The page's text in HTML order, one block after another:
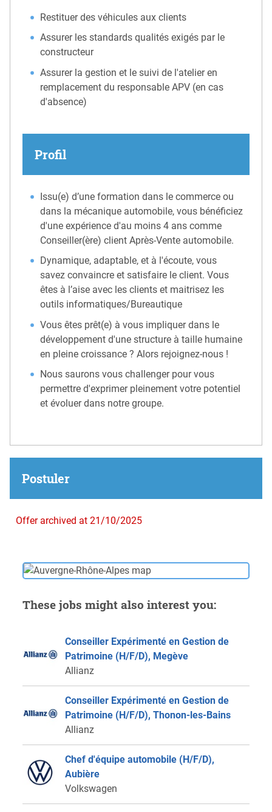
Restituer des véhicules aux clients
Assurer les standards qualités exigés par le
constructeur
Assurer la gestion et le suivi de l'atelier en
remplacement du responsable APV (en cas
d'absence)
Profil
Issu(e) d’une formation dans le commerce ou
dans la mécanique automobile, vous bénéficiez
d'une expérience d'au moins 4 ans comme
Conseiller(ère) client Après-Vente automobile.
Dynamique, adaptable, et à l'écoute, vous
savez convaincre et satisfaire le client. Vous
êtes à l’aise avec les clients et maitrisez les
outils informatiques/Bureautique
Vous êtes prêt(e) à vous impliquer dans le
développement d'une structure à taille humaine
en pleine croissance ? Alors rejoignez-nous !
Nous saurons vous challenger pour vous
permettre d'exprimer pleinement votre potentiel
et évoluer dans notre groupe.
Postuler
Offer archived at 21/10/2025
These jobs might also interest you:
Conseiller Expérimenté en Gestion de
Patrimoine (H/F/D), Megève
Allianz
Conseiller Expérimenté en Gestion de
Patrimoine (H/F/D), Thonon-les-Bains
Allianz
Chef d'équipe automobile (H/F/D),
Aubière
Volkswagen